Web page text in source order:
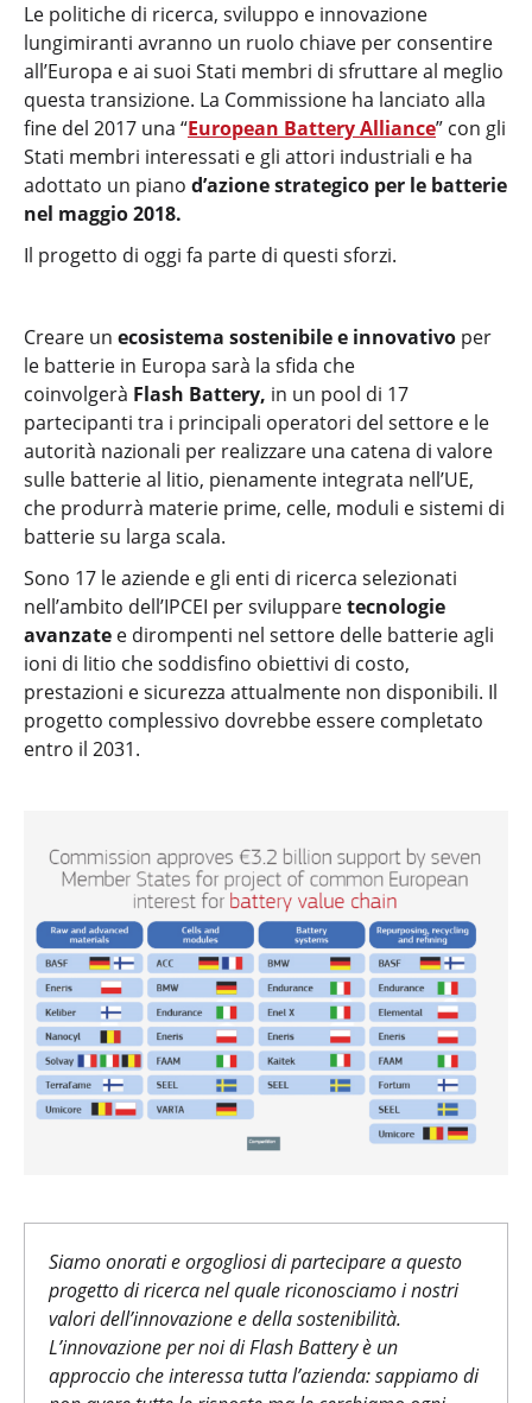
Le politiche di ricerca, sviluppo e innovazione
lungimiranti avranno un ruolo chiave per consentire
all’Europa e ai suoi Stati membri di sfruttare al meglio
questa transizione. La Commissione ha lanciato alla
fine del 2017 una “European Battery Alliance” con gli
Stati membri interessati e gli attori industriali e ha
adottato un piano d’azione strategico per le batterie
nel maggio 2018.
Il progetto di oggi fa parte di questi sforzi.
Creare un ecosistema sostenibile e innovativo per
le batterie in Europa sarà la sfida che
coinvolgerà Flash Battery, in un pool di 17
partecipanti tra i principali operatori del settore e le
autorità nazionali per realizzare una catena di valore
sulle batterie al litio, pienamente integrata nell’UE,
che produrrà materie prime, celle, moduli e sistemi di
batterie su larga scala.
Sono 17 le aziende e gli enti di ricerca selezionati
nell’ambito dell’IPCEI per svilupparetecnologie
avanzate e dirompenti nel settore delle batterie agli
ioni di litio che soddisfino obiettivi di costo,
prestazioni e sicurezza attualmente non disponibili. Il
progetto complessivo dovrebbe essere completato
entro il 2031.
Siamo onorati e orgogliosi di partecipare a questo
progetto di ricerca nel quale riconosciamo i nostri
valori dell’innovazione e della sostenibilità.
L’innovazione per noi di Flash Battery è un
approccio che interessa tutta l’azienda: sappiamo di